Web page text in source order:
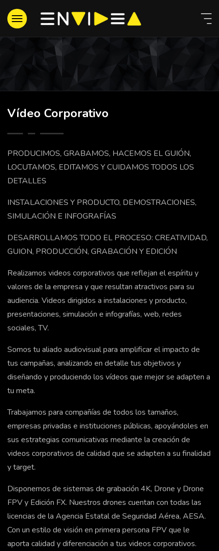
Vídeo Corporativo
PRODUCIMOS, GRABAMOS, HACEMOS EL GUIÓN,
LOCUTAMOS, EDITAMOS Y CUIDAMOS TODOS LOS
DETALLES
INSTALACIONES Y PRODUCTO, DEMOSTRACIONES,
SIMULACIÓN E INFOGRAFÍAS
DESARROLLAMOS TODO EL PROCESO: CREATIVIDAD,
GUION, PRODUCCIÓN, GRABACIÓN Y EDICIÓN
Realizamos videos corporativos que reflejan el espíritu y
valores de la empresa y que resultan atractivos para su
audiencia. Videos dirigidos a instalaciones y producto,
presentaciones, simulación e infografías, web, redes
sociales, TV.
Somos tu aliado audiovisual para amplificar el impacto de
tus campañas, analizando en detalle tus objetivos y
diseñando y produciendo los vídeos que mejor se adapten a
tu meta.
Trabajamos para compañías de todos los tamaños,
empresas privadas e instituciones públicas, apoyándoles en
sus estrategias comunicativas mediante la creación de
videos corporativos de calidad que se adapten a su finalidad
y target.
Disponemos de sistemas de grabación 4K, Drone y Drone
FPV y Edición FX. Nuestros drones cuentan con todas las
licencias de la Agencia Estatal de Seguridad Aérea, AESA.
Con un estilo de visión en primera persona FPV que le
aporta calidad y diferenciación a tus videos corporativos.